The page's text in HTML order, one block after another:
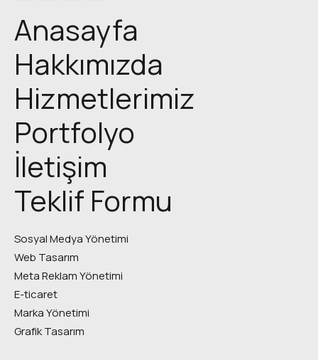
Anasayfa
Hakkımızda
Hizmetlerimiz
Portfolyo
İletişim
Teklif Formu
Sosyal Medya Yönetimi
Web Tasarım
Meta Reklam Yönetimi
E-ticaret
Marka Yönetimi
Grafik Tasarım